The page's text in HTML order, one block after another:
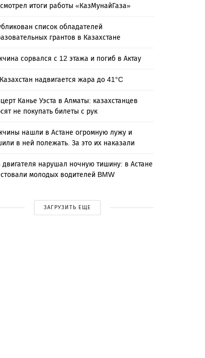
итоги работы «КазМунайГаза»
список обладателей
грантов в Казахстане
сорвался с 12 этажа и погиб в Актау
надвигается жара до 41°C
Канье Уэста в Алматы: казахстанцев
не покупать билеты с рук
нашли в Астане огромную лужу и
в ней полежать. За это их наказали
двигателя нарушал ночную тишину: в Астане
молодых водителей BMW
ЗАГРУЗИТЬ ЕЩЕ